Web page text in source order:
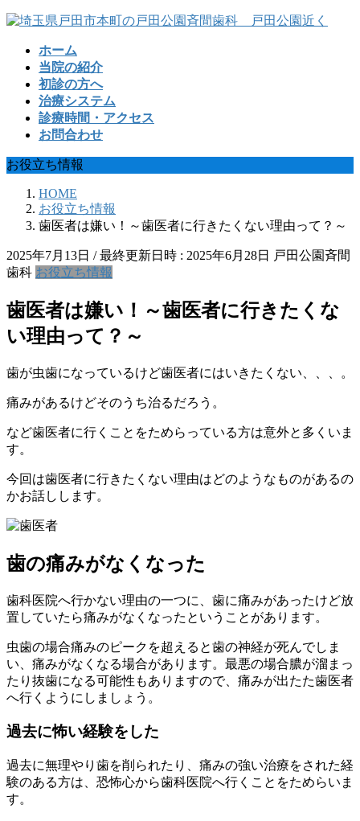
コ
ッ
プ
ナ
移
動
ホーム
当院の紹介
初診の方へ
治療システム
診療時間・アクセス
お問合わせ
お役立ち情報
HOME
お役立ち情報
歯医者は嫌い！～歯医者に行きたくない理由って？～
2025年7月13日 / 最終更新日時 : 2025年6月28日
戸田公園斉間
歯科 お役立ち情報
歯医者は嫌い！～歯医者に行きたくな
い理由って？～
歯が虫歯になっているけど歯医者にはいきたくない、、、。
痛みがあるけどそのうち治るだろう。
など歯医者に行くことをためらっている方は意外と多くいま
す。
今回は歯医者に行きたくない理由はどのようなものがあるの
かお話しします。
歯の痛みがなくなった
歯科医院へ行かない理由の一つに、歯に痛みがあったけど放
置していたら痛みがなくなったということがあります。
虫歯の場合痛みのピークを超えると歯の神経が死んでしま
い、痛みがなくなる場合があります。最悪の場合膿が溜まっ
たり抜歯になる可能性もありますので、痛みが出たた歯医者
へ行くようにしましょう。
過去に怖い経験をした
過去に無理やり歯を削られたり、痛みの強い治療をされた経
験のある方は、恐怖心から歯科医院へ行くことをためらいま
す。